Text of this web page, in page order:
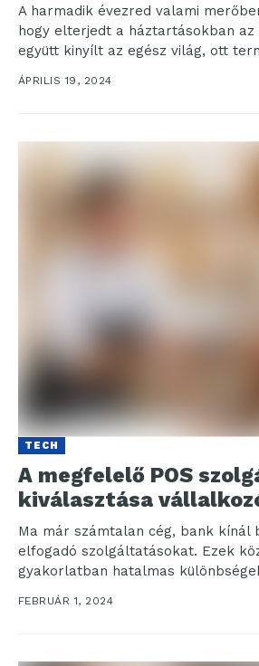
A harmadik évezred valami
hogy elterjedt a háztartásokban
együtt kinyílt az egész világ, ott
ÁPRILIS 19, 2024
TECH
A megfelelő POS
kiválasztása
Ma már számtalan cég, bank kínál
elfogadó szolgáltatásokat. Ezek
gyakorlatban hatalmas
FEBRUÁR 1, 2024